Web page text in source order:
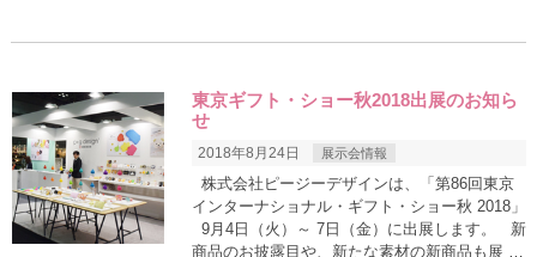
東京ギフト・ショー秋2018出展のお知ら
せ
2018年8月24日 展示会情報
株式会社ピージーデザインは、「第86回東京
インターナショナル・ギフト・ショー秋 2018」
9月4日（火）～ 7日（金）に出展します。 新
商品のお披露目や、新たな素材の新商品も展 …